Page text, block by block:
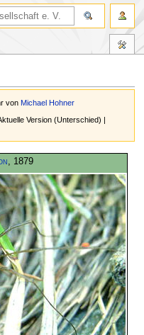
vonMichael Hohner
Version (Unterschied) |
, 1879